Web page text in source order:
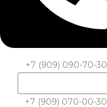
+7 (909) 090-70-30
+7 (909) 070-00-30